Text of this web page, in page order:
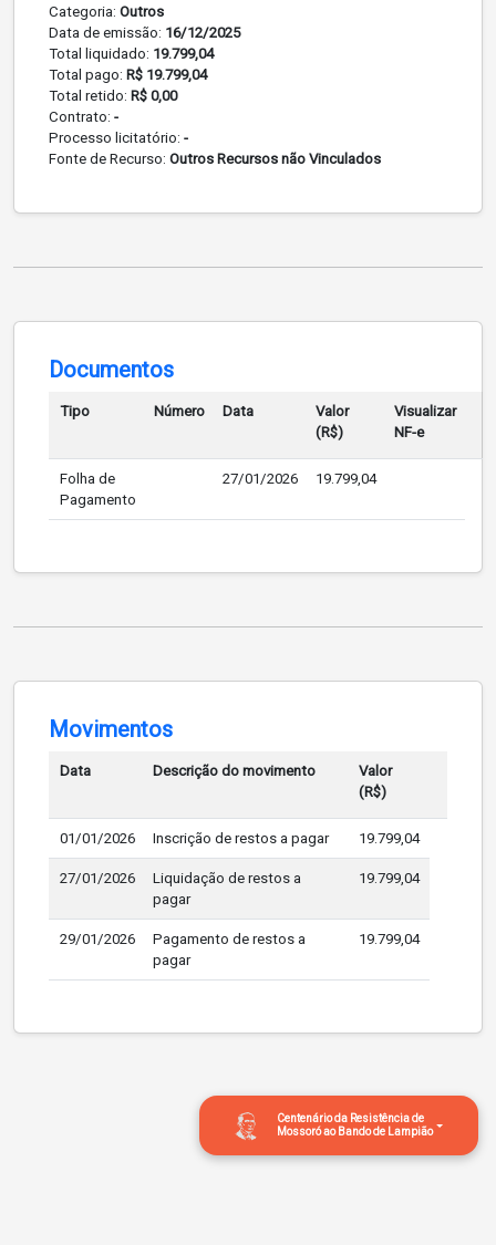
Centenário da Resistência de
Mossoró ao Bando de Lampião
Categoria: Outros
Data de emissão: 16/12/2025
Total liquidado: 19.799,04
Total pago: R$ 19.799,04
Total retido: R$ 0,00
Contrato: -
Processo licitatório: -
Fonte de Recurso: Outros Recursos não Vinculados
Documentos
Tipo Número Data
Valor
(R$)
Visualizar
NF-e
Folha de
Pagamento
27/01/2026 19.799,04
Movimentos
Data Descrição do movimento
Valor
(R$)
01/01/2026 Inscrição de restos a pagar 19.799,04
27/01/2026
Liquidação de restos a
pagar
19.799,04
29/01/2026
Pagamento de restos a
pagar
19.799,04